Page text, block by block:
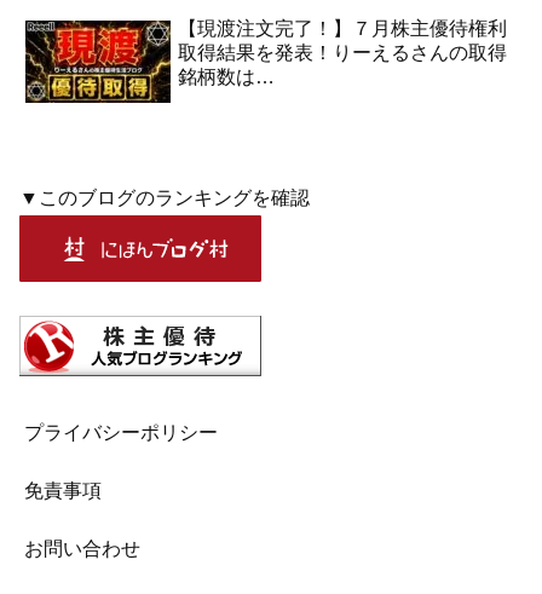
【現渡注文完了！】７月株主優待権利
取得結果を発表！りーえるさんの取得
銘柄数は…
▼このブログのランキングを確認
プライバシーポリシー
免責事項
お問い合わせ